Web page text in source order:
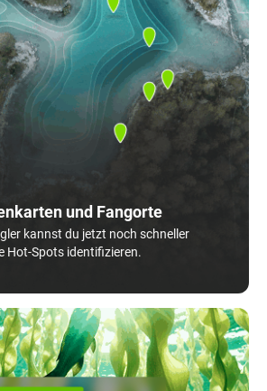
und Fangorte
kannst du jetzt noch schneller
Hot-Spots identifizieren.